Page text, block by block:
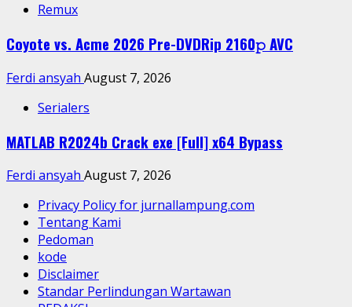
Remux
Coyote vs. Acme 2026 Pre-DVDRip 2160𝚙 AVC
Ferdi ansyah August 7, 2026
Serialers
MATLAB R2024b Crack exe [Full] x64 Bypass
Ferdi ansyah August 7, 2026
Privacy Policy for jurnallampung.com
Tentang Kami
Pedoman
kode
Disclaimer
Standar Perlindungan Wartawan